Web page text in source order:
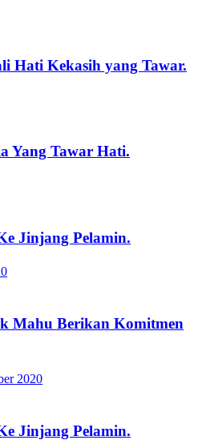
Hati Kekasih yang Tawar.
Yang Tawar Hati.
Jinjang Pelamin.
Mahu Berikan Komitmen
2020
Jinjang Pelamin.